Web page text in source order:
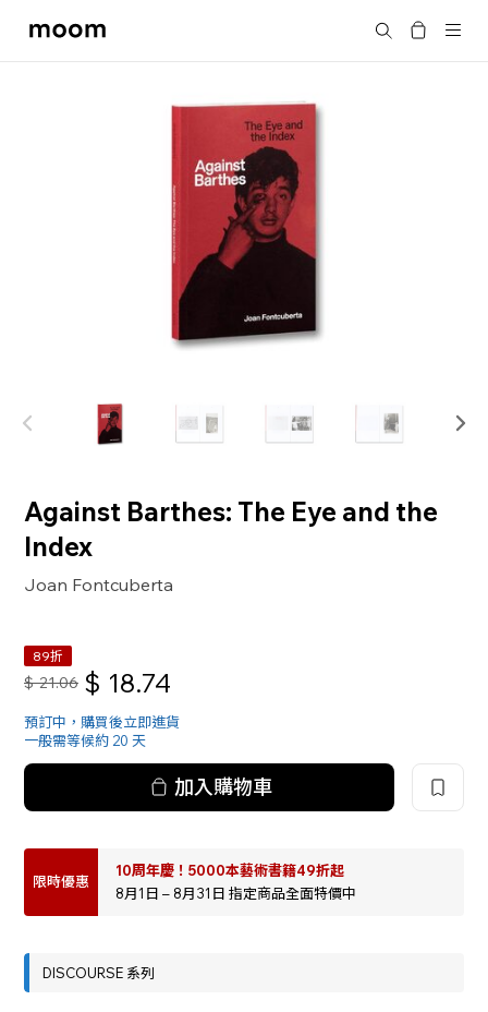
moom
搜尋
Against Barthes: The Eye and the
Index
Joan Fontcuberta
89折
$ 21.06 $ 18.74
預訂中，購買後立即進貨
一般需等候約 20 天
加入購物車
限時優惠
10周年慶！5000本藝術書籍49折起
8月1日 – 8月31日 指定商品全面特價中
DISCOURSE 系列